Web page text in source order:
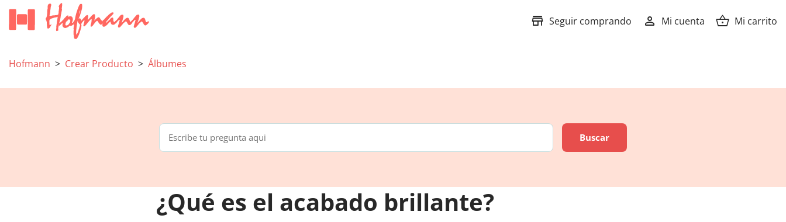
store Seguir comprando person Mi cuenta shopping_basket Mi carrito
Hofmann Crear Producto Álbumes
¿Qué es el acabado brillante?